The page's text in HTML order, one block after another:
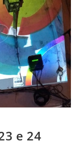
e 24